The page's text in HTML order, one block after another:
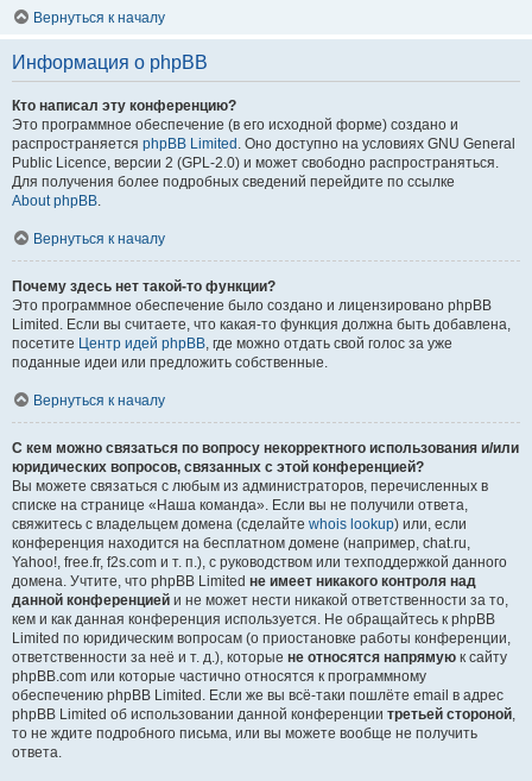
Вернуться к началу
Информация о phpBB
Кто написал эту конференцию?
Это программное обеспечение (в его исходной форме) создано и
распространяется phpBB Limited . Оно доступно на условиях GNU General
Public Licence, версии 2 (GPL-2.0) и может свободно распространяться.
Для получения более подробных сведений перейдите по ссылке
About phpBB.
Вернуться к началу
Почему здесь нет такой-то функции?
Это программное обеспечение было создано и лицензировано phpBB
Limited. Если вы считаете, что какая-то функция должна быть добавлена,
посетите Центр идей phpBB, где можно отдать свой голос за уже
поданные идеи или предложить собственные.
Вернуться к началу
С кем можно связаться по вопросу некорректного использования и/или
юридических вопросов, связанных с этой конференцией?
Вы можете связаться с любым из администраторов, перечисленных в
списке на странице «Наша команда». Если вы не получили ответа,
свяжитесь с владельцем домена (сделайте whois lookup) или, если
конференция находится на бесплатном домене (например, chat.ru,
Yahoo!, free.fr, f2s.com и т. п.), с руководством или техподдержкой данного
домена. Учтите, что phpBB Limited не имеет никакого контроля над
данной конференцией и не может нести никакой ответственности за то,
кем и как данная конференция используется. Не обращайтесь к phpBB
Limited по юридическим вопросам (о приостановке работы конференции,
ответственности за неё и т. д.), которые не относятся напрямую к сайту
phpBB.com или которые частично относятся к программному
обеспечению phpBB Limited. Если же вы всё-таки пошлёте email в адрес
phpBB Limited об использовании данной конференции третьей стороной,
то не ждите подробного письма, или вы можете вообще не получить
ответа.